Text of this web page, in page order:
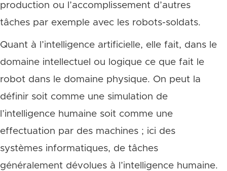
production ou l’accomplissement d’autres
tâches par exemple avec les robots-soldats.
Quant à l’intelligence artificielle, elle fait, dans le
domaine intellectuel ou logique ce que fait le
robot dans le domaine physique. On peut la
définir soit comme une simulation de
l’intelligence humaine soit comme une
effectuation par des machines ; ici des
systèmes informatiques, de tâches
généralement dévolues à l’intelligence humaine.